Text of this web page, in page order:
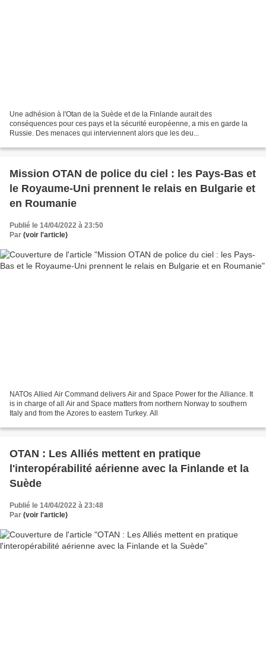
Une adhésion à l'Otan de la Suède et de la Finlande aurait des
conséquences pour ces pays et la sécurité européenne, a mis en garde la
Russie. Des menaces qui interviennent alors que les deu...
Mission OTAN de police du ciel : les Pays-Bas et
le Royaume-Uni prennent le relais en Bulgarie et
en Roumanie
Publié le 14/04/2022 à 23:50
Par (voir l'article)
NATOs Allied Air Command delivers Air and Space Power for the Alliance. It
is in charge of all Air and Space matters from northern Norway to southern
Italy and from the Azores to eastern Turkey. All
OTAN : Les Alliés mettent en pratique
l'interopérabilité aérienne avec la Finlande et la
Suède
Publié le 14/04/2022 à 23:48
Par (voir l'article)